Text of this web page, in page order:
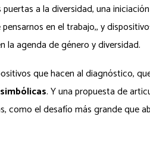
a la diversidad, una
en el trabajo,, y
la agenda de género y diversidad.
que hacen al diagnóstico,
. Y una propuesta de
como el desafío más grande que